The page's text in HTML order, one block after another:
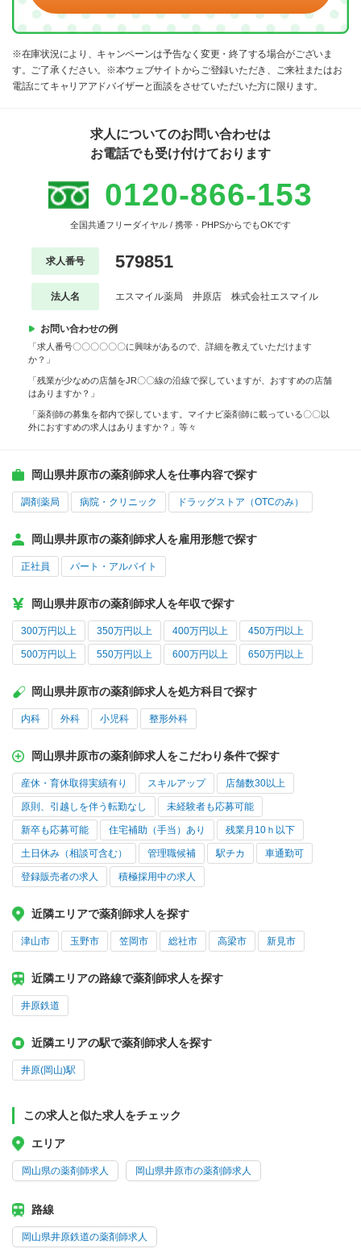
※在庫状況により、キャンペーンは予告なく変更・終了する場合がございま
す。ご了承ください。※本ウェブサイトからご登録いただき、ご来社またはお
電話にてキャリアアドバイザーと面談をさせていただいた方に限ります。
求人についてのお問い合わせは
お電話でも受け付けております
0120-866-153
全国共通フリーダイヤル / 携帯・PHPSからでもOKです
求人番号 579851
法人名 エスマイル薬局 井原店 株式会社エスマイル
お問い合わせの例
「求人番号〇〇〇〇〇〇に興味があるので、詳細を教えていただけます
か？」
「残業が少なめの店舗をJR〇〇線の沿線で探していますが、おすすめの店舗
はありますか？」
「薬剤師の募集を都内で探しています。マイナビ薬剤師に載っている〇〇以
外におすすめの求人はありますか？」等々
岡山県井原市の薬剤師求人を仕事内容で探す
調剤薬局 病院・クリニック ドラッグストア（OTCのみ）
岡山県井原市の薬剤師求人を雇用形態で探す
正社員 パート・アルバイト
岡山県井原市の薬剤師求人を年収で探す
300万円以上 350万円以上 400万円以上 450万円以上
500万円以上 550万円以上 600万円以上 650万円以上
岡山県井原市の薬剤師求人を処方科目で探す
内科 外科 小児科 整形外科
岡山県井原市の薬剤師求人をこだわり条件で探す
産休・育休取得実績有り スキルアップ 店舗数30以上
原則、引越しを伴う転勤なし 未経験者も応募可能
新卒も応募可能 住宅補助（手当）あり 残業月10ｈ以下
土日休み（相談可含む） 管理職候補 駅チカ 車通勤可
登録販売者の求人 積極採用中の求人
近隣エリアで薬剤師求人を探す
津山市 玉野市 笠岡市 総社市 高梁市 新見市
近隣エリアの路線で薬剤師求人を探す
井原鉄道
近隣エリアの駅で薬剤師求人を探す
井原(岡山)駅
この求人と似た求人をチェック
エリア
岡山県の薬剤師求人 岡山県井原市の薬剤師求人
路線
岡山県井原鉄道の薬剤師求人